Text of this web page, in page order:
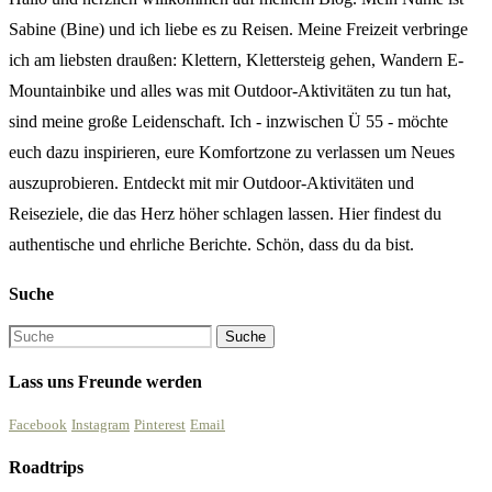
Sabine (Bine) und ich liebe es zu Reisen. Meine Freizeit verbringe
ich am liebsten draußen: Klettern, Klettersteig gehen, Wandern E-
Mountainbike und alles was mit Outdoor-Aktivitäten zu tun hat,
sind meine große Leidenschaft. Ich - inzwischen Ü 55 - möchte
euch dazu inspirieren, eure Komfortzone zu verlassen um Neues
auszuprobieren. Entdeckt mit mir Outdoor-Aktivitäten und
Reiseziele, die das Herz höher schlagen lassen. Hier findest du
authentische und ehrliche Berichte. Schön, dass du da bist.
Suche
Lass uns Freunde werden
Facebook Instagram Pinterest Email
Roadtrips